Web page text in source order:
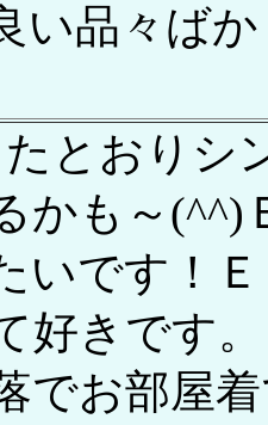
い品々ば
たとおり
かも～(^^)
いです！
好きです。
でお部屋